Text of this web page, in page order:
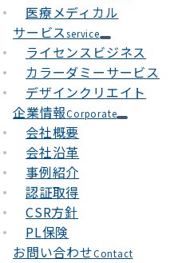
医療メディカル
サービスservice
ライセンスビジネス
カラーダミーサービス
デザインクリエイト
企業情報Corporate
会社概要
会社沿革
事例紹介
認証取得
CSR方針
PL保険
お問い合わせContact